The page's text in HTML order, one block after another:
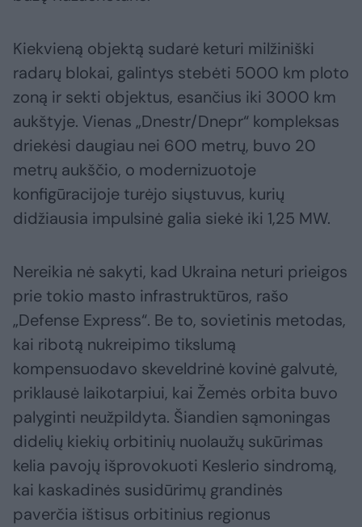
Kiekvieną objektą sudarė keturi milžiniški
radarų blokai, galintys stebėti 5000 km ploto
zoną ir sekti objektus, esančius iki 3000 km
aukštyje. Vienas „Dnestr/Dnepr“ kompleksas
driekėsi daugiau nei 600 metrų, buvo 20
metrų aukščio, o modernizuotoje
konfigūracijoje turėjo siųstuvus, kurių
didžiausia impulsinė galia siekė iki 1,25 MW.
Nereikia nė sakyti, kad Ukraina neturi prieigos
prie tokio masto infrastruktūros, rašo
„Defense Express“. Be to, sovietinis metodas,
kai ribotą nukreipimo tikslumą
kompensuodavo skeveldrinė kovinė galvutė,
priklausė laikotarpiui, kai Žemės orbita buvo
palyginti neužpildyta. Šiandien sąmoningas
didelių kiekių orbitinių nuolaužų sukūrimas
kelia pavojų išprovokuoti Keslerio sindromą,
kai kaskadinės susidūrimų grandinės
paverčia ištisus orbitinius regionus